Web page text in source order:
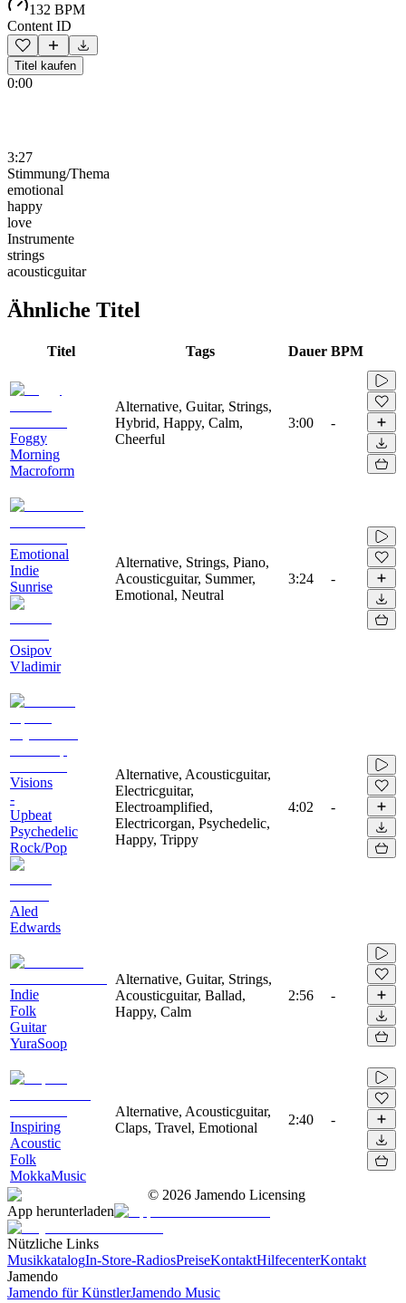
132 BPM
Content ID
Titel kaufen
0:00
3:27
Stimmung/Thema
emotional
happy
love
Instrumente
strings
acousticguitar
Ähnliche Titel
Titel Tags Dauer BPM
Foggy
Morning
Macroform
Alternative, Guitar, Strings,
Hybrid, Happy, Calm,
Cheerful
3:00 -
Emotional
Indie
Sunrise
Osipov
Vladimir
Alternative, Strings, Piano,
Acousticguitar, Summer,
Emotional, Neutral
3:24 -
Visions
-
Upbeat
Psychedelic
Rock/Pop
Aled
Edwards
Alternative, Acousticguitar,
Electricguitar,
Electroamplified,
Electricorgan, Psychedelic,
Happy, Trippy
4:02 -
Indie
Folk
Guitar
YuraSoop
Alternative, Guitar, Strings,
Acousticguitar, Ballad,
Happy, Calm
2:56 -
Inspiring
Acoustic
Folk
MokkaMusic
Alternative, Acousticguitar,
Claps, Travel, Emotional
2:40 -
© 2026 Jamendo Licensing
App herunterladen
Nützliche Links
MusikkatalogIn-Store-RadiosPreiseKontaktHilfecenterKontakt
Jamendo
Jamendo für KünstlerJamendo Music